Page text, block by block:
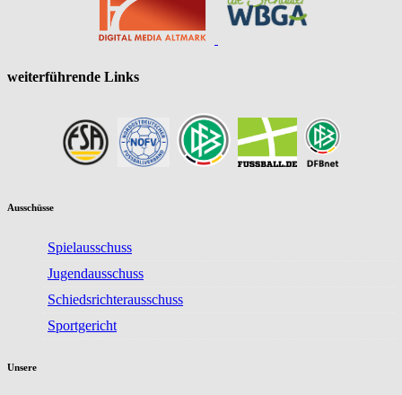
weiterführende Links
Ausschüsse
Spielausschuss
Jugendausschuss
Schiedsrichterausschuss
Sportgericht
Unsere